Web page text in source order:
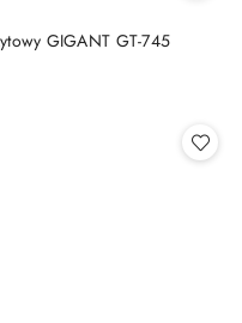
GIGANT GT-745